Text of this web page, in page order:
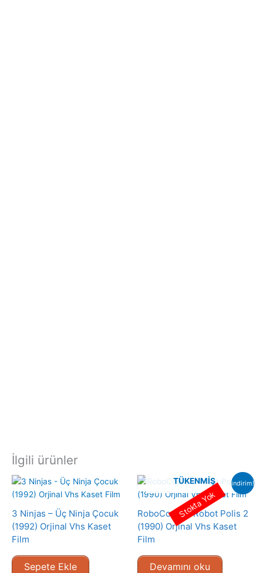
İlgili ürünler
3 Ninjas – Üç Ninja Çocuk
(1992) Orjinal Vhs Kaset
Film
Sepete Ekle
indirim!
TÜKENMIŞ
RoboCop 2 – Robot Polis 2
(1990) Orjinal Vhs Kaset
Film
Devamını oku
Stokta Yok